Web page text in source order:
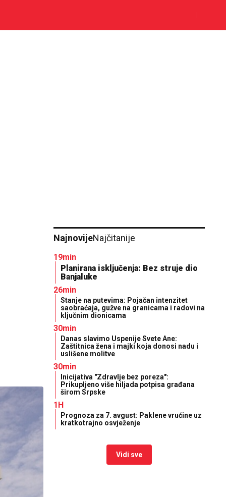
NajnovijeNajčitanije
19min
Planirana isključenja: Bez struje dio
Banjaluke
26min
Stanje na putevima: Pojačan intenzitet
saobraćaja, gužve na granicama i radovi na
ključnim dionicama
30min
Danas slavimo Uspenije Svete Ane:
Zaštitnica žena i majki koja donosi nadu i
uslišene molitve
30min
Inicijativa "Zdravlje bez poreza":
Prikupljeno više hiljada potpisa građana
širom Srpske
1H
Prognoza za 7. avgust: Paklene vrućine uz
kratkotrajno osvježenje
Vidi sve